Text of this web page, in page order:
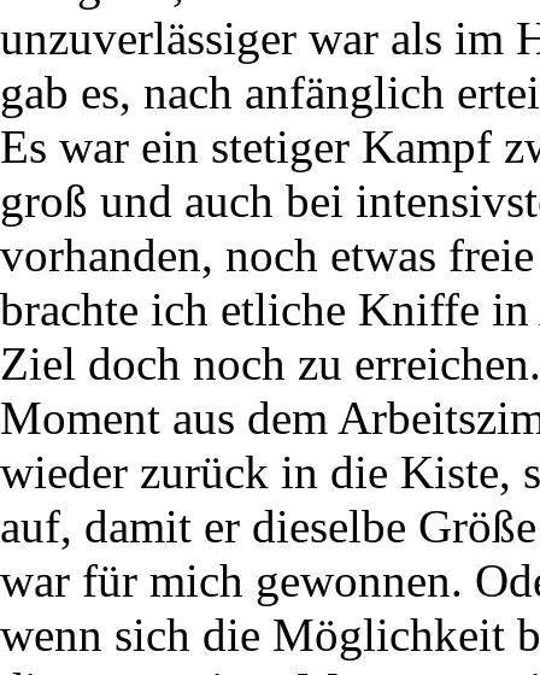
unzuverlässiger war als im
gab es, nach anfänglich
Es war ein stetiger Kampf
groß und auch bei
vorhanden, noch etwas
brachte ich etliche Kniffe in
Ziel doch noch zu
Moment aus dem
wieder zurück in die Kiste,
auf, damit er dieselbe
war für mich gewonnen.
wenn sich die Möglichkeit